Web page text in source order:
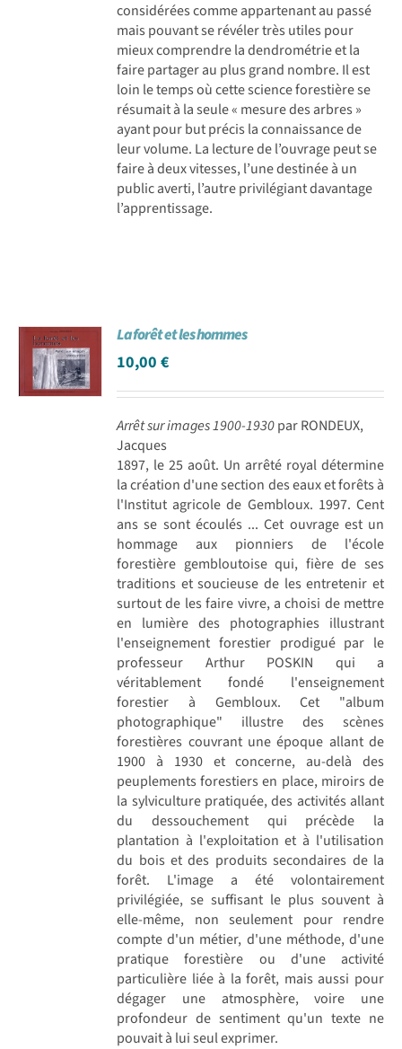
considérées comme appartenant au passé
mais pouvant se révéler très utiles pour
mieux comprendre la dendrométrie et la
faire partager au plus grand nombre. Il est
loin le temps où cette science forestière se
résumait à la seule « mesure des arbres »
ayant pour but précis la connaissance de
leur volume. La lecture de l’ouvrage peut se
faire à deux vitesses, l’une destinée à un
public averti, l’autre privilégiant davantage
l’apprentissage.
La forêt et les hommes
10,00€
Arrêt sur images 1900-1930par RONDEUX,
Jacques
1897, le 25 août. Un arrêté royal détermine
la création d'une section des eaux et forêts à
l'Institut agricole de Gembloux. 1997. Cent
ans se sont écoulés ... Cet ouvrage est un
hommage aux pionniers de l'école
forestière gembloutoise qui, fière de ses
traditions et soucieuse de les entretenir et
surtout de les faire vivre, a choisi de mettre
en lumière des photographies illustrant
l'enseignement forestier prodigué par le
professeur Arthur POSKIN qui a
véritablement fondé l'enseignement
forestier à Gembloux. Cet "album
photographique" illustre des scènes
forestières couvrant une époque allant de
1900 à 1930 et concerne, au-delà des
peuplements forestiers en place, miroirs de
la sylviculture pratiquée, des activités allant
du dessouchement qui précède la
plantation à l'exploitation et à l'utilisation
du bois et des produits secondaires de la
forêt. L'image a été volontairement
privilégiée, se suffisant le plus souvent à
elle-même, non seulement pour rendre
compte d'un métier, d'une méthode, d'une
pratique forestière ou d'une activité
particulière liée à la forêt, mais aussi pour
dégager une atmosphère, voire une
profondeur de sentiment qu'un texte ne
pouvait à lui seul exprimer.